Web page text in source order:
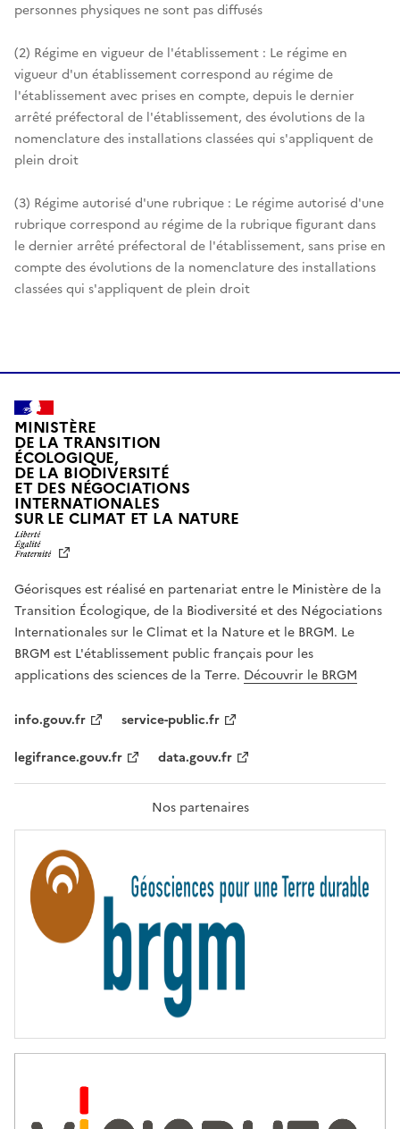
personnes physiques ne sont pas diffusés
(2) Régime en vigueur de l'établissement : Le régime en
vigueur d'un établissement correspond au régime de
l'établissement avec prises en compte, depuis le dernier
arrêté préfectoral de l'établissement, des évolutions de la
nomenclature des installations classées qui s'appliquent de
plein droit
(3) Régime autorisé d'une rubrique : Le régime autorisé d'une
rubrique correspond au régime de la rubrique figurant dans
le dernier arrêté préfectoral de l'établissement, sans prise en
compte des évolutions de la nomenclature des installations
classées qui s'appliquent de plein droit
MINISTÈRE
DE LA TRANSITION
ÉCOLOGIQUE,
DE LA BIODIVERSITÉ
ET DES NÉGOCIATIONS
INTERNATIONALES
SUR LE CLIMAT ET LA NATUREL
T
É
,
É
G
A
L
F
A
T
R
T
É
Géorisques est réalisé en partenariat entre le Ministère de la
Transition Écologique, de la Biodiversité et des Négociations
Internationales sur le Climat et la Nature et le BRGM. Le
BRGM est L'établissement public français pour les
applications des sciences de la Terre. Découvrir le BRGM
info.gouv.fr
service-public.fr
legifrance.gouv.fr
data.gouv.fr
Nos partenaires